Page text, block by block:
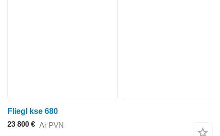
Fliegl kse 680
23 800 € Ar PVN